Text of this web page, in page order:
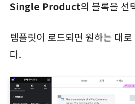
Single Product의 블록을 선
템플릿이 로드되면 원하는 대
다.